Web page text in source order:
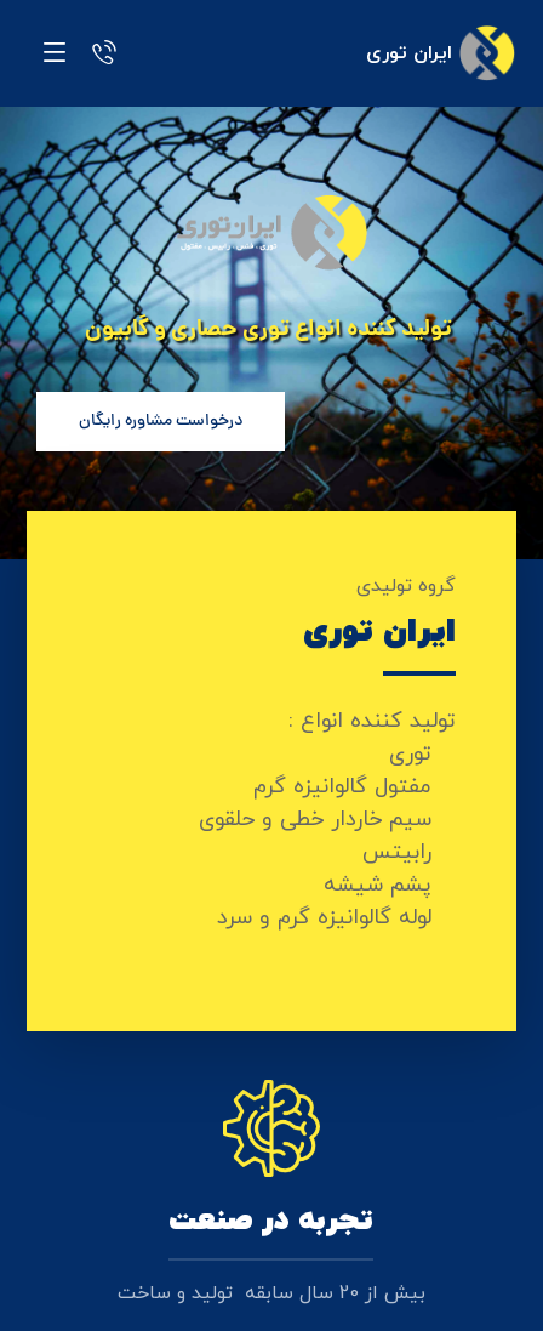
ایران توری
تولید کننده انواع توری حصاری و گابیون
درخواست مشاوره رایگان
گروه تولیدی
ایران توری
تولید کننده انواع :
توری
مفتول گالوانیزه گرم
سیم خاردار خطی و حلقوی
رابیتس
پشم شیشه
لوله گالوانیزه گرم و سرد
تجربه در صنعت
بیش از 20 سال سابقه تولید و ساخت